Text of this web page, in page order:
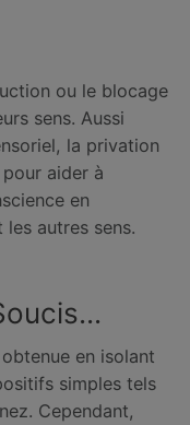
ou le blocage
sens. Aussi
la privation
aider à
en
autres sens.
en isolant
simples tels
Cependant,